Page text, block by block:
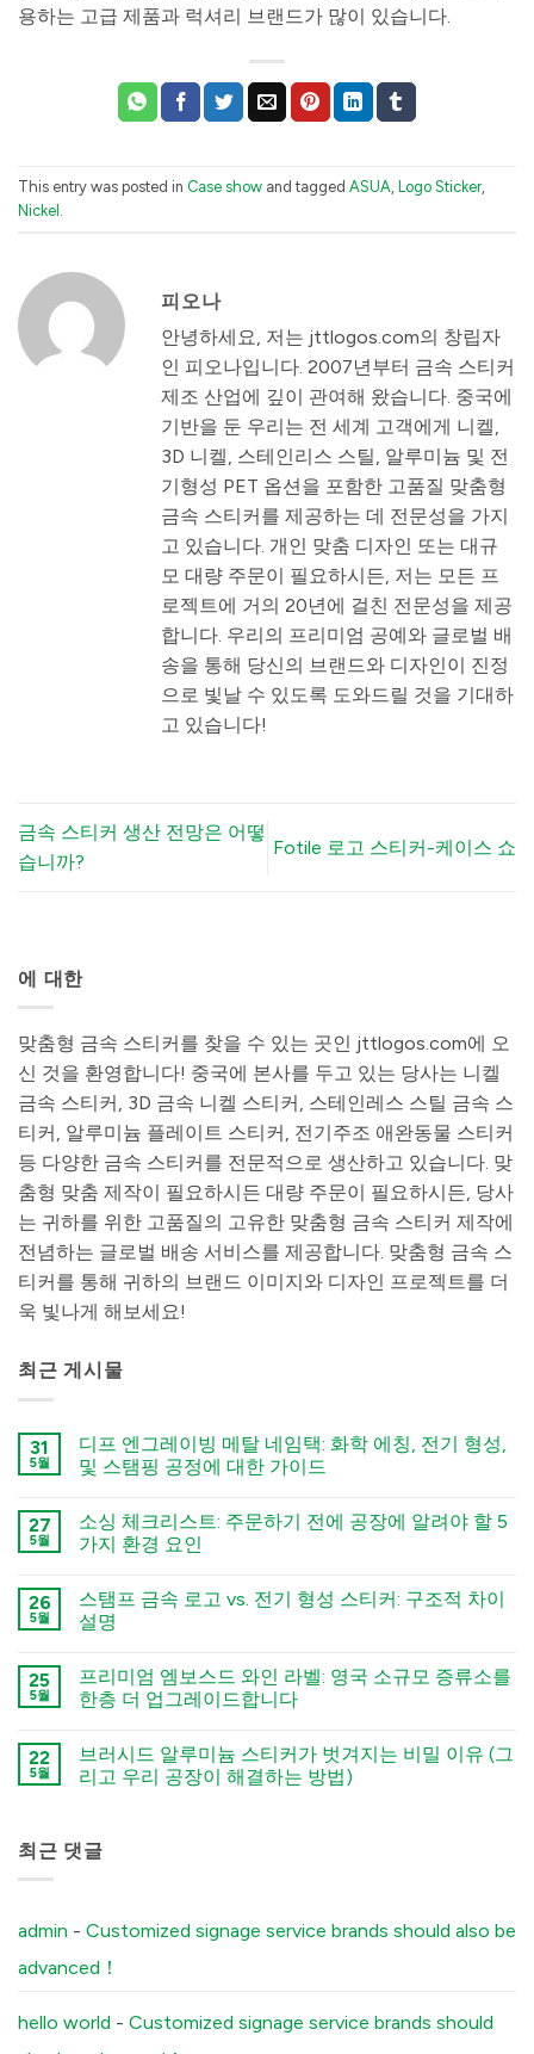
용하는 고급 제품과 럭셔리 브랜드가 많이 있습니다.
This entry was posted in Case show and tagged ASUA Logo Sticker,
Nickel
피오나
안녕하세요, 저는 jttlogos.com의 창립자
인 피오나입니다. 2007년부터 금속 스티커
제조 산업에 깊이 관여해 왔습니다. 중국에
기반을 둔 우리는 전 세계 고객에게 니켈,
3D 니켈, 스테인리스 스틸, 알루미늄 및 전
기형성 PET 옵션을 포함한 고품질 맞춤형
금속 스티커를 제공하는 데 전문성을 가지
고 있습니다. 개인 맞춤 디자인 또는 대규
모 대량 주문이 필요하시든, 저는 모든 프
로젝트에 거의 20년에 걸친 전문성을 제공
합니다. 우리의 프리미엄 공예와 글로벌 배
송을 통해 당신의 브랜드와 디자인이 진정
으로 빛날 수 있도록 도와드릴 것을 기대하
고 있습니다!
금속 스티커 생산 전망은 어떻
습니까?
Fotile 로고 스티커-케이스 쇼
에 대한
맞춤형 금속 스티커를 찾을 수 있는 곳인 jttlogos.com에 오
신 것을 환영합니다! 중국에 본사를 두고 있는 당사는 니켈
금속 스티커, 3D 금속 니켈 스티커, 스테인레스 스틸 금속 스
티커, 알루미늄 플레이트 스티커, 전기주조 애완동물 스티커
등 다양한 금속 스티커를 전문적으로 생산하고 있습니다. 맞
춤형 맞춤 제작이 필요하시든 대량 주문이 필요하시든, 당사
는 귀하를 위한 고품질의 고유한 맞춤형 금속 스티커 제작에
전념하는 글로벌 배송 서비스를 제공합니다. 맞춤형 금속 스
티커를 통해 귀하의 브랜드 이미지와 디자인 프로젝트를 더
욱 빛나게 해보세요!
최근 게시물
31
5월
디프 엔그레이빙 메탈 네임택: 화학 에칭, 전기 형성,
및 스탬핑 공정에 대한 가이드
नहीं
Deep
Engraving
A
Guide
to
Electroforming,
and
Stamping
27
5월
소싱 체크리스트: 주문하기 전에 공장에 알려야 할 5
가지 환경 요인
नहीं
The
Sourcing
Environmental
Factors
You
Your
Factory
Before
Labels
में
26
5월
스탬프 금속 로고 vs. 전기 형성 스티커: 구조적 차이
설명
नहीं
Stamped
Metal
Electroformed
Sticker:
Structural
25
5월
프리미엄 엠보스드 와인 라벨: 영국 소규모 증류소를
한층 더 업그레이드합니다
नहीं
Premium
Embossed
UK
Boutique
22
5월
브러시드 알루미늄 스티커가 벗겨지는 비밀 이유 (그
리고 우리 공장이 해결하는 방법)
The
Secret
Aluminum
Stickers
Off
Our
Factory
최근 댓글
admin - Customized signage service brands should also be
advanced！
hello world - Customized signage service brands should